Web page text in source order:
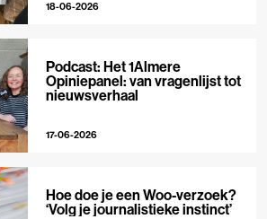
18-06-2026
Podcast: Het 1Almere
Opiniepanel: van vragenlijst tot
nieuwsverhaal
17-06-2026
Hoe doe je een Woo-verzoek?
‘Volg je journalistieke instinct’